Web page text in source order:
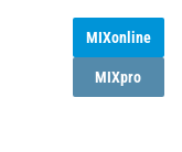
MIXonline
MIXpro